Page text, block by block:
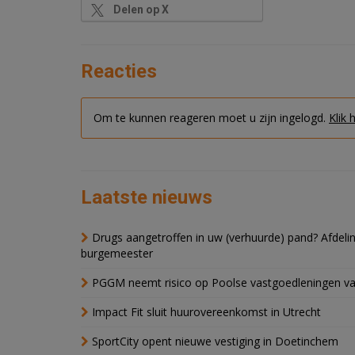
Delen op X
Reacties
Om te kunnen reageren moet u zijn ingelogd. Klik
Laatste nieuws
Drugs aangetroffen in uw (verhuurde) pand?
burgemeester
PGGM neemt risico op Poolse vastgoedleningen
Impact Fit sluit huurovereenkomst in Utrecht
SportCity opent nieuwe vestiging in Doetinchem